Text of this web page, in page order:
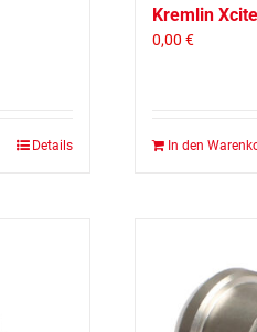
Details
Kremlin Xcite
0,00 €
In den